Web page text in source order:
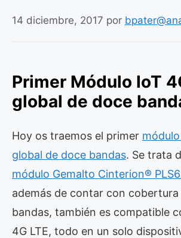
14 diciembre, 2017 por
Primer Módulo IoT
global de doce
Hoy os traemos el primer
global de doce bandas. Se trata
módulo Gemalto Cinterion®
además de contar con
bandas, también es compatible
4G LTE, todo en un solo